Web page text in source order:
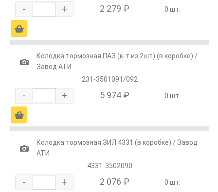
- + 2 279 ₽ 0 шт.
Ä
1
Колодка тормозная ПАЗ (к-т из 2шт) (в коробке) /
Завод АТИ
231-3501091/092
- + 5 974 ₽ 0 шт.
Ä
1
Колодка тормозная ЗИЛ 4331 (в коробке) / Завод
АТИ
4331-3502090
- + 2 076 ₽ 0 шт.